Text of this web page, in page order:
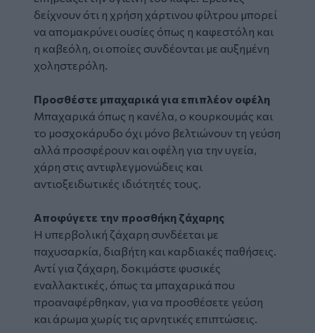
δείχνουν ότι η χρήση χάρτινου φίλτρου μπορεί
να απομακρύνει ουσίες όπως η καφεστόλη και
η καβεόλη, οι οποίες συνδέονται με αυξημένη
χοληστερόλη.
Προσθέστε μπαχαρικά για επιπλέον οφέλη
Μπαχαρικά όπως η κανέλα, ο κουρκουμάς και
το μοσχοκάρυδο όχι μόνο βελτιώνουν τη γεύση
αλλά προσφέρουν και οφέλη για την υγεία,
χάρη στις αντιφλεγμονώδεις και
αντιοξειδωτικές ιδιότητές τους.
Αποφύγετε την προσθήκη ζάχαρης
Η υπερβολική ζάχαρη συνδέεται με
παχυσαρκία, διαβήτη και καρδιακές παθήσεις.
Αντί για ζάχαρη, δοκιμάστε φυσικές
εναλλακτικές, όπως τα μπαχαρικά που
προαναφέρθηκαν, για να προσθέσετε γεύση
και άρωμα χωρίς τις αρνητικές επιπτώσεις.